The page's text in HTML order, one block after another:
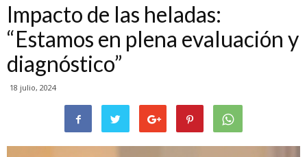
Impacto de las heladas:
“Estamos en plena evaluación y
diagnóstico”
18 julio, 2024